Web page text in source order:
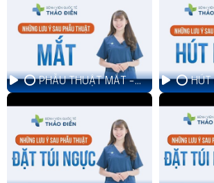
⭕ PHẪU THUẬT MẮT -
thuật
⭕